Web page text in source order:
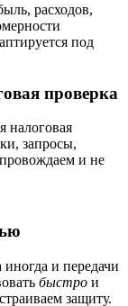
расходов,
под
проверка
налоговая
запросы,
и не
и передачи
быстро и
защиту.